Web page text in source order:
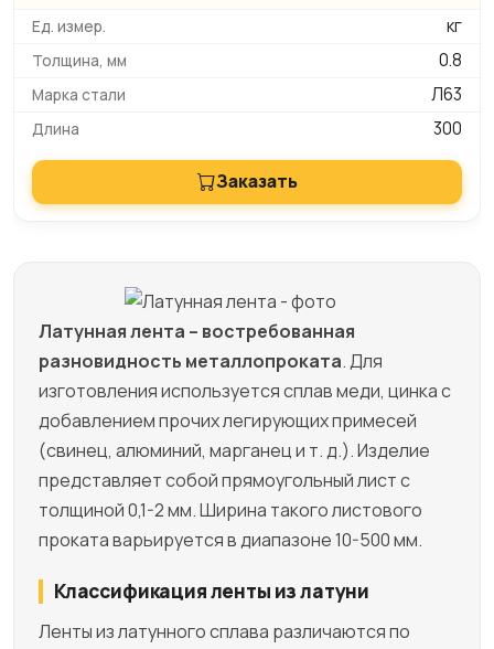
кг
0.8
Л63
300
Заказать
Латунная лента – востребованная
разновидность металлопроката. Для
изготовления используется сплав меди, цинка с
добавлением прочих легирующих примесей
(свинец, алюминий, марганец и т. д.). Изделие
представляет собой прямоугольный лист с
толщиной 0,1-2 мм. Ширина такого листового
проката варьируется в диапазоне 10-500 мм.
Классификация ленты из латуни
Ленты из латунного сплава различаются по